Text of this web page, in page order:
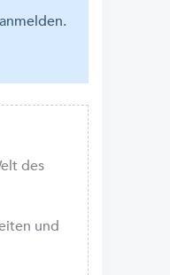
des
und